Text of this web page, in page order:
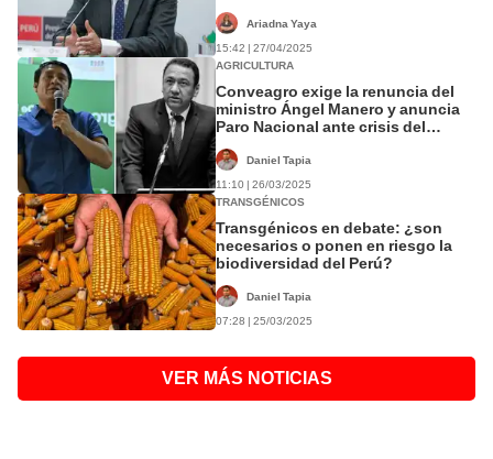
Ariadna Yaya
15:42 | 27/04/2025
AGRICULTURA
Conveagro exige la renuncia del
ministro Ángel Manero y anuncia
Paro Nacional ante crisis del
Daniel Tapia
11:10 | 26/03/2025
TRANSGÉNICOS
Transgénicos en debate: ¿son
necesarios o ponen en riesgo la
biodiversidad del Perú?
Daniel Tapia
07:28 | 25/03/2025
VER MÁS NOTICIAS